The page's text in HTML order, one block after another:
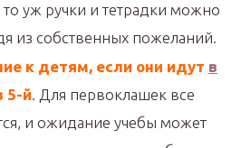
то уж ручки и тетрадки можно
из собственных пожеланий.
к детям, если они идут в
5-й. Для первоклашек все
и ожидание учебы может